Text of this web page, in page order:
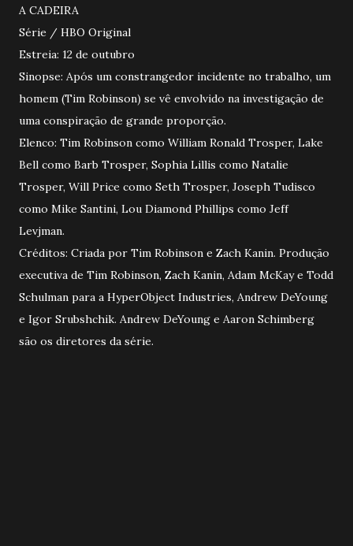
A CADEIRA
Série / HBO Original
Estreia: 12 de outubro
Sinopse: Após um constrangedor incidente no trabalho, um
homem (Tim Robinson) se vê envolvido na investigação de
uma conspiração de grande proporção.
Elenco: Tim Robinson como William Ronald Trosper, Lake
Bell como Barb Trosper, Sophia Lillis como Natalie
Trosper, Will Price como Seth Trosper, Joseph Tudisco
como Mike Santini, Lou Diamond Phillips como Jeff
Levjman.
Créditos: Criada por Tim Robinson e Zach Kanin. Produção
executiva de Tim Robinson, Zach Kanin, Adam McKay e Todd
Schulman para a HyperObject Industries, Andrew DeYoung
e Igor Srubshchik. Andrew DeYoung e Aaron Schimberg
são os diretores da série.